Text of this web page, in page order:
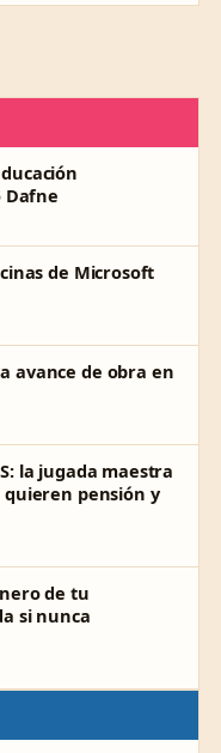
Dafne
de Microsoft
avance de obra en
la jugada maestra
pensión y
de tu
si nunca